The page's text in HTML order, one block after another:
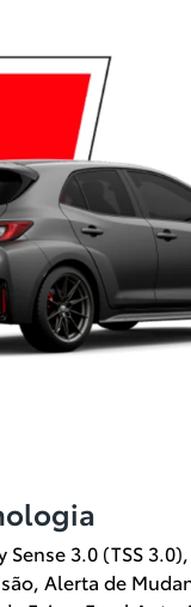
3.0 (TSS
Alerta de